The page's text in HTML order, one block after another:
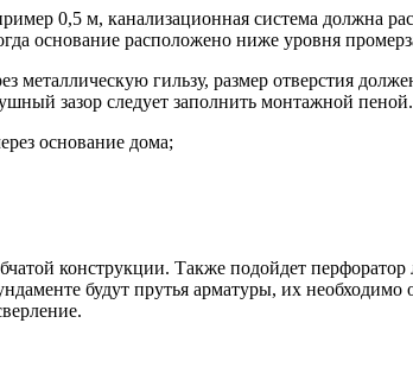
0,5 м, канализационная система должна
основание расположено ниже уровня
металлическую гильзу, размер отверстия
зазор следует заполнить монтажной
основание дома;
конструкции. Также подойдет
будут прутья арматуры, их